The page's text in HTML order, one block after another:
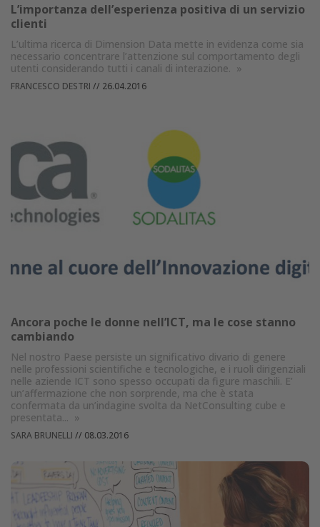
L’importanza dell’esperienza positiva di un servizio
clienti
L’ultima ricerca di Dimension Data mette in evidenza come sia
necessario concentrare l’attenzione sul comportamento degli
utenti considerando tutti i canali di interazione. »
FRANCESCO DESTRI // 26.04.2016
Ancora poche le donne nell’ICT, ma le cose stanno
cambiando
Nel nostro Paese persiste un significativo divario di genere
nelle professioni scientifiche e tecnologiche, e i ruoli dirigenziali
nelle aziende ICT sono spesso occupati da figure maschili. E’
un’affermazione che non sorprende, ma che è stata
confermata da un’indagine svolta da NetConsulting cube e
presentata... »
SARA BRUNELLI // 08.03.2016